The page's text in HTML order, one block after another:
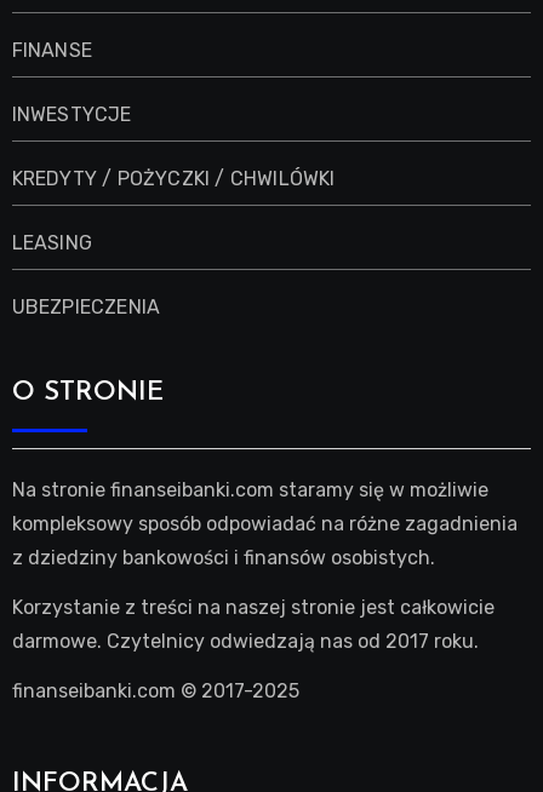
FINANSE
INWESTYCJE
KREDYTY / POŻYCZKI / CHWILÓWKI
LEASING
UBEZPIECZENIA
O STRONIE
Na stronie finanseibanki.com staramy się w możliwie
kompleksowy sposób odpowiadać na różne zagadnienia
z dziedziny bankowości i finansów osobistych.
Korzystanie z treści na naszej stronie jest całkowicie
darmowe. Czytelnicy odwiedzają nas od 2017 roku.
finanseibanki.com © 2017-2025
INFORMACJA